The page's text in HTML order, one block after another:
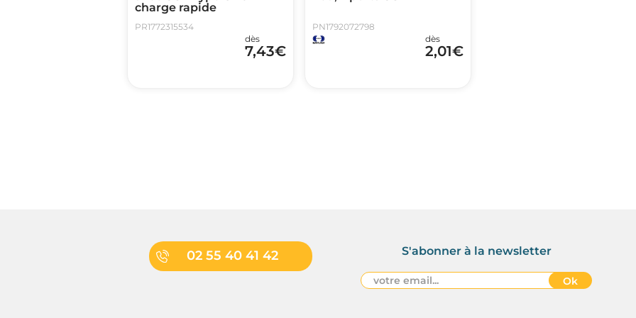
charge rapide
PR1772315534
dès
7,43€
PN1792072798
dès
2,01€
02 55 40 41 42 S'abonner à la newsletter
Ok